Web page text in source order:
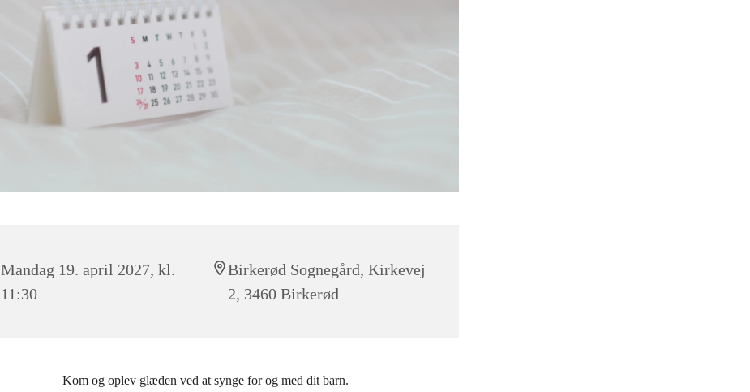
Mandag 19. april 2027, kl.
11:30
Birkerød Sognegård, Kirkevej
2, 3460 Birkerød
Kom og oplev glæden ved at synge for og med dit barn.